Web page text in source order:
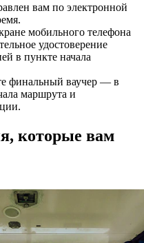
вам по электронной
мобильного телефона
удостоверение
в пункте начала
финальный ваучер — в
маршрута и
которые вам